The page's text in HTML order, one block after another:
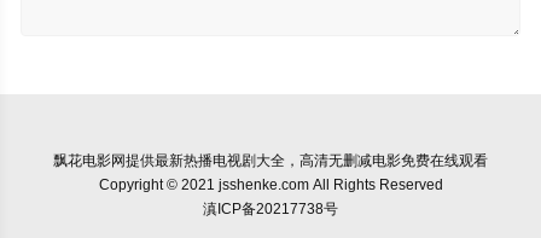
飘花电影网提供最新热播电视剧大全，高清无删减电影免费在线观看
Copyright © 2021 jsshenke.com All Rights Reserved
滇ICP备20217738号